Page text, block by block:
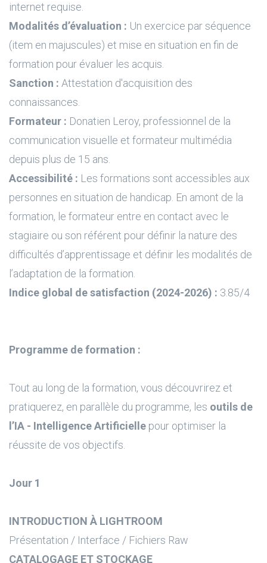
internet requise.
Modalités d’évaluation : Un exercice par séquence
(item en majuscules) et mise en situation en fin de
formation pour évaluer les acquis.
Sanction : Attestation d'acquisition des
connaissances.
Formateur : Donatien Leroy, professionnel de la
communication visuelle et formateur multimédia
depuis plus de 15 ans.
Accessibilité : Les formations sont accessibles aux
personnes en situation de handicap. En amont de la
formation, le formateur entre en contact avec le
stagiaire ou son référent pour définir la nature des
difficultés d’apprentissage et définir les modalités de
l’adaptation de la formation.
Indice global de satisfaction (2024-2026) : 3.85/4
Programme de formation :
Tout au long de la formation, vous découvrirez et
pratiquerez, en parallèle du programme, les outils de
l’IA - Intelligence Artificielle pour optimiser la
réussite de vos objectifs.
Jour 1
INTRODUCTION À LIGHTROOM
Présentation / Interface / Fichiers Raw
CATALOGAGE ET STOCKAGE